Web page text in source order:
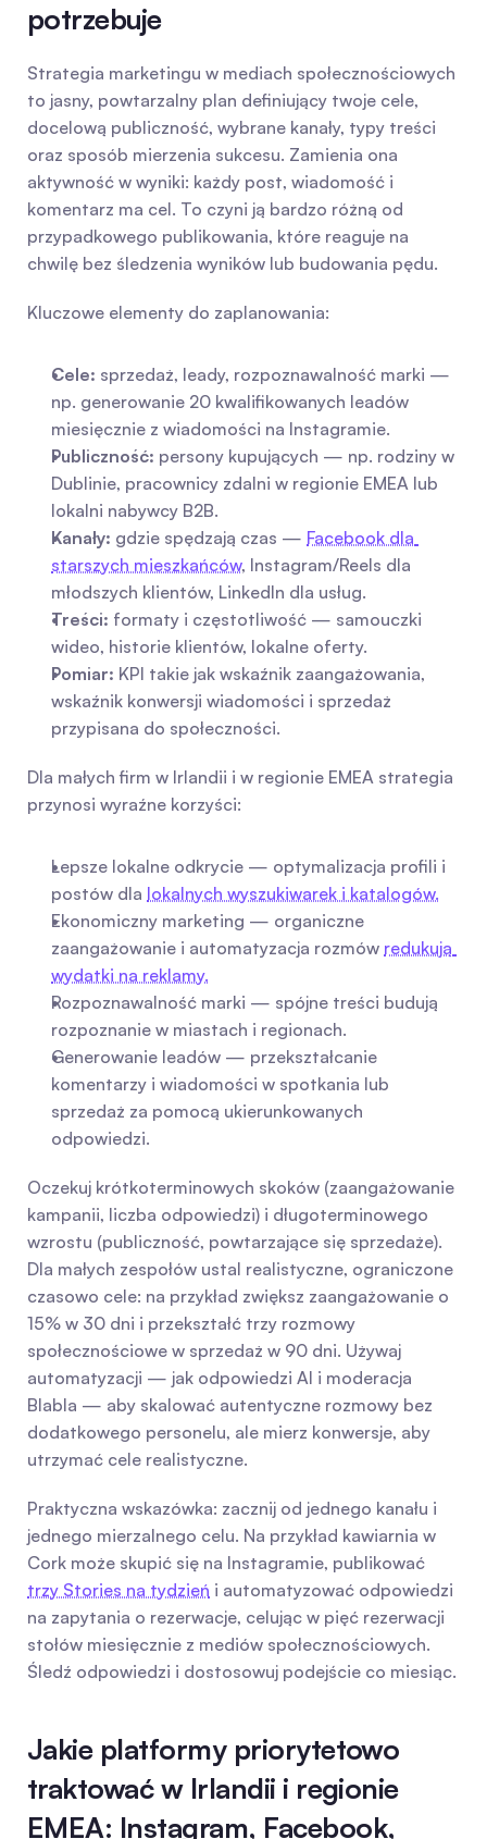
potrzebuje
Strategia marketingu w mediach społecznościowych
to jasny, powtarzalny plan definiujący twoje cele,
docelową publiczność, wybrane kanały, typy treści
oraz sposób mierzenia sukcesu. Zamienia ona
aktywność w wyniki: każdy post, wiadomość i
komentarz ma cel. To czyni ją bardzo różną od
przypadkowego publikowania, które reaguje na
chwilę bez śledzenia wyników lub budowania pędu.
Kluczowe elementy do zaplanowania:
Cele: sprzedaż, leady, rozpoznawalność marki —
np. generowanie 20 kwalifikowanych leadów
miesięcznie z wiadomości na Instagramie.
Publiczność: persony kupujących — np. rodziny w
Dublinie, pracownicy zdalni w regionie EMEA lub
lokalni nabywcy B2B.
Kanały: gdzie spędzają czas — Facebook dla
starszych mieszkańców, Instagram/Reels dla
młodszych klientów, LinkedIn dla usług.
Treści: formaty i częstotliwość — samouczki
wideo, historie klientów, lokalne oferty.
Pomiar: KPI takie jak wskaźnik zaangażowania,
wskaźnik konwersji wiadomości i sprzedaż
przypisana do społeczności.
Dla małych firm w Irlandii i w regionie EMEA strategia
przynosi wyraźne korzyści:
Lepsze lokalne odkrycie — optymalizacja profili i
postów dla lokalnych wyszukiwarek i katalogów.
Ekonomiczny marketing — organiczne
zaangażowanie i automatyzacja rozmów redukują
wydatki na reklamy.
Rozpoznawalność marki — spójne treści budują
rozpoznanie w miastach i regionach.
Generowanie leadów — przekształcanie
komentarzy i wiadomości w spotkania lub
sprzedaż za pomocą ukierunkowanych
odpowiedzi.
Oczekuj krótkoterminowych skoków (zaangażowanie
kampanii, liczba odpowiedzi) i długoterminowego
wzrostu (publiczność, powtarzające się sprzedaże).
Dla małych zespołów ustal realistyczne, ograniczone
czasowo cele: na przykład zwiększ zaangażowanie o
15% w 30 dni i przekształć trzy rozmowy
społecznościowe w sprzedaż w 90 dni. Używaj
automatyzacji — jak odpowiedzi AI i moderacja
Blabla — aby skalować autentyczne rozmowy bez
dodatkowego personelu, ale mierz konwersje, aby
utrzymać cele realistyczne.
Praktyczna wskazówka: zacznij od jednego kanału i
jednego mierzalnego celu. Na przykład kawiarnia w
trzy Stories na tydzień i automatyzować odpowiedzi
na zapytania o rezerwacje, celując w pięć rezerwacji
stołów miesięcznie z mediów społecznościowych.
Śledź odpowiedzi i dostosowuj podejście co miesiąc.
Jakie platformy priorytetowo
traktować w Irlandii i regionie
EMEA: Instagram, Facebook,